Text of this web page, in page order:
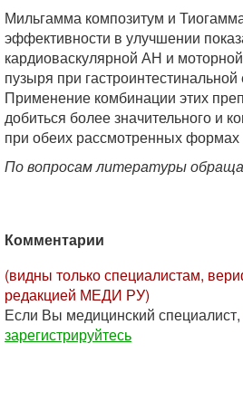
Мильгамма композитум и
эффективности в улучшении
кардиоваскулярной АН и
пузыря при
Применение комбинации этих
добиться более значительного и
при обеих рассмотренных формах
По вопросам литературы
Комментарии
(видны только специалистам,
редакцией МЕДИ РУ)
Если Вы медицинский специалист,
зарегистрируйтесь